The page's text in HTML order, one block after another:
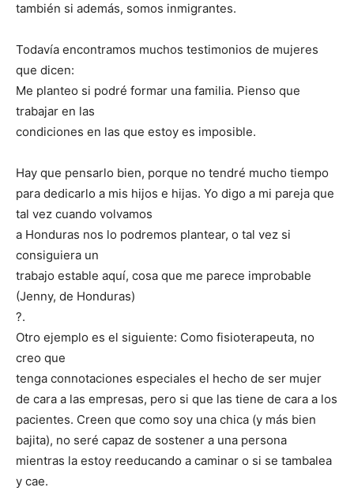
también si además, somos inmigrantes.
Todavía encontramos muchos testimonios de mujeres
que dicen:
Me planteo si podré formar una familia. Pienso que
trabajar en las
condiciones en las que estoy es imposible.
Hay que pensarlo bien, porque no tendré mucho tiempo
para dedicarlo a mis hijos e hijas. Yo digo a mi pareja que
tal vez cuando volvamos
a Honduras nos lo podremos plantear, o tal vez si
consiguiera un
trabajo estable aquí, cosa que me parece improbable
(Jenny, de Honduras)
?.
Otro ejemplo es el siguiente: Como fisioterapeuta, no
creo que
tenga connotaciones especiales el hecho de ser mujer
de cara a las empresas, pero si que las tiene de cara a los
pacientes. Creen que como soy una chica (y más bien
bajita), no seré capaz de sostener a una persona
mientras la estoy reeducando a caminar o si se tambalea
y cae.